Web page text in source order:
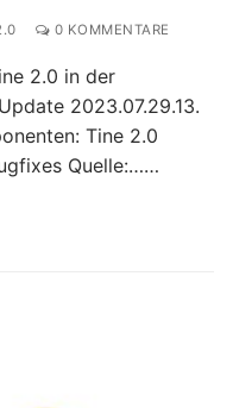
0 KOMMENTARE
2.0 in der
2023.07.29.13.
Tine 2.0
Quelle:……